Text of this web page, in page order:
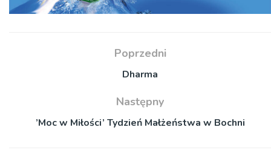
Poprzedni
Dharma
Następny
’Moc w Miłości’ Tydzień Małżeństwa w Bochni